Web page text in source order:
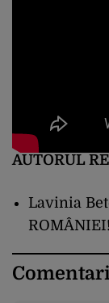
AUTORUL
Lavinia